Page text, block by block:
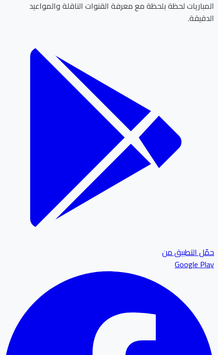
لحظة بلحظة مع معرفة القنوات الناقلة والمواعيد
التطبيق من
Google